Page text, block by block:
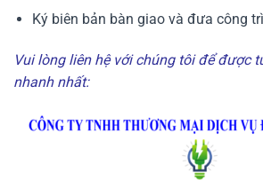
Ký biên bản bàn giao và đưa công
Vui lòng liên hệ với chúng tôi để được
nhanh nhất: